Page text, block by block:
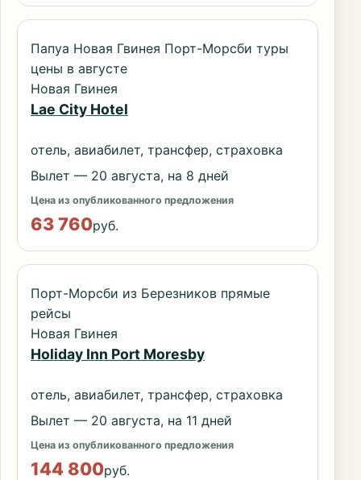
Папуа Новая Гвинея Порт-Морсби туры
цены в августе
Новая Гвинея
Lae City Hotel
отель, авиабилет, трансфер, страховка
Вылет — 20 августа, на 8 дней
Цена из опубликованного предложения
63 760руб.
Порт-Морсби из Березников прямые
рейсы
Новая Гвинея
Holiday Inn Port Moresby
отель, авиабилет, трансфер, страховка
Вылет — 20 августа, на 11 дней
Цена из опубликованного предложения
144 800руб.